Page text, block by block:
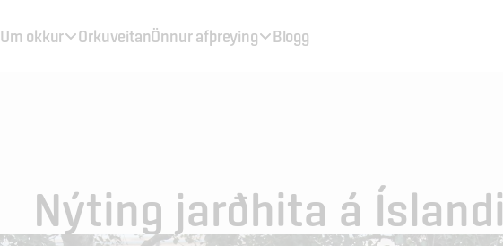
Um okkur OrkuveitanÖnnur afþreying Blogg
Nýting jarðhita á Íslandi